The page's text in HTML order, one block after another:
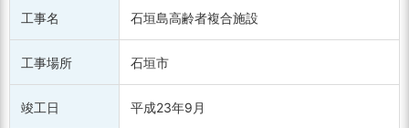
工事名 石垣島高齢者複合施設
工事場所 石垣市
竣工日 平成23年9月